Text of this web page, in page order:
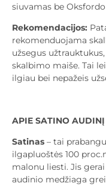
siuvamas be
Rekomendacijos:
rekomenduojama
užsegus
skalbimo maiše. Tai
ilgiau bei nepažeis
APIE SATINO AUDINĮ
Satinas – tai
ilgapluoštės 100
malonu liesti. Jis
audinio medžiaga